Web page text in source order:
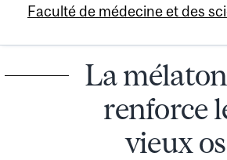
Faculté de médecine et des
La
renforce
vieux os